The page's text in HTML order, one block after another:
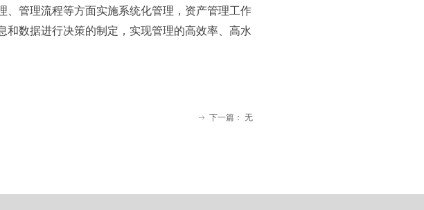
、管理流程等方面实施系统化管理，资产管理工作
数据进行决策的制定，实现管理的高效率、高水
ꁹ 下一篇： 无